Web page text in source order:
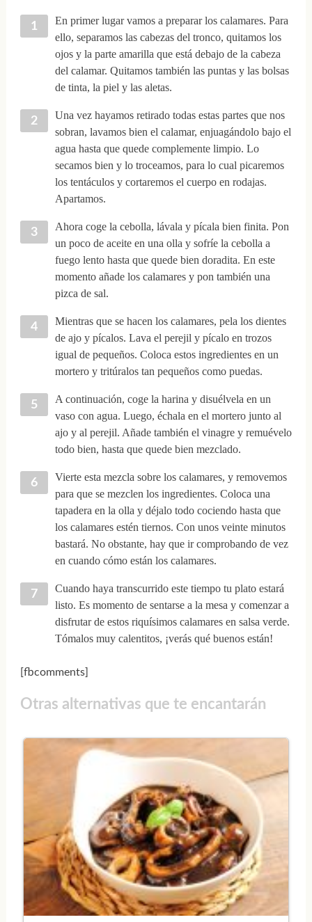
En primer lugar vamos a preparar los calamares. Para
ello, separamos las cabezas del tronco, quitamos los
ojos y la parte amarilla que está debajo de la cabeza
del calamar. Quitamos también las puntas y las bolsas
de tinta, la piel y las aletas.
Una vez hayamos retirado todas estas partes que nos
sobran, lavamos bien el calamar, enjuagándolo bajo el
agua hasta que quede complemente limpio. Lo
secamos bien y lo troceamos, para lo cual picaremos
los tentáculos y cortaremos el cuerpo en rodajas.
Apartamos.
Ahora coge la cebolla, lávala y pícala bien finita. Pon
un poco de aceite en una olla y sofríe la cebolla a
fuego lento hasta que quede bien doradita. En este
momento añade los calamares y pon también una
pizca de sal.
Mientras que se hacen los calamares, pela los dientes
de ajo y pícalos. Lava el perejil y pícalo en trozos
igual de pequeños. Coloca estos ingredientes en un
mortero y tritúralos tan pequeños como puedas.
A continuación, coge la harina y disuélvela en un
vaso con agua. Luego, échala en el mortero junto al
ajo y al perejil. Añade también el vinagre y remuévelo
todo bien, hasta que quede bien mezclado.
Vierte esta mezcla sobre los calamares, y removemos
para que se mezclen los ingredientes. Coloca una
tapadera en la olla y déjalo todo cociendo hasta que
los calamares estén tiernos. Con unos veinte minutos
bastará. No obstante, hay que ir comprobando de vez
en cuando cómo están los calamares.
Cuando haya transcurrido este tiempo tu plato estará
listo. Es momento de sentarse a la mesa y comenzar a
disfrutar de estos riquísimos calamares en salsa verde.
Tómalos muy calentitos, ¡verás qué buenos están!
[fbcomments]
Otras alternativas que te encantarán